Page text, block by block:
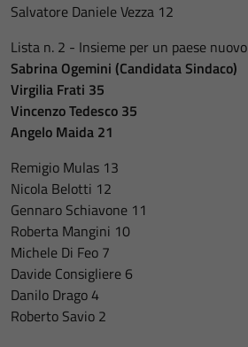
Salvatore Daniele Vezza 12
Lista n. 2 - Insieme per un paese nuovo
Sabrina Ogemini (Candidata Sindaco)
Virgilia Frati 35
Vincenzo Tedesco 35
Angelo Maida 21
Remigio Mulas 13
Nicola Belotti 12
Gennaro Schiavone 11
Roberta Mangini 10
Michele Di Feo 7
Davide Consigliere 6
Danilo Drago 4
Roberto Savio 2